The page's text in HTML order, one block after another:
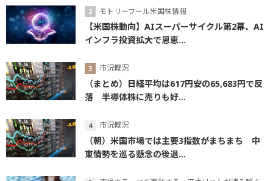
モトリーフール米国株情報
【米国株動向】AIスーパーサイクル第2幕、AI
インフラ投資拡大で恩恵...
市況概況
（まとめ）日経平均は617円安の65,683円で反
落 半導体株に売りも好...
市況概況
（朝）米国市場では主要3指数がまちまち 中
東情勢を巡る懸念の後退...